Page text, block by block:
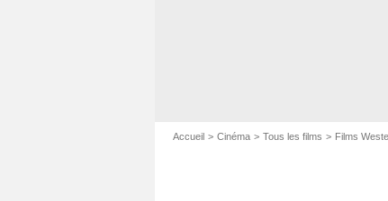
Accueil Cinéma Tous les films Films